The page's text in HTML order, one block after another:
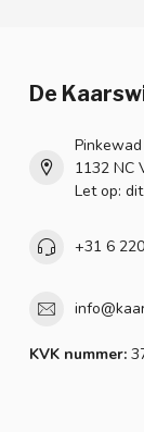
De
1132 NC
Let op:
+31 6
KVK nummer: